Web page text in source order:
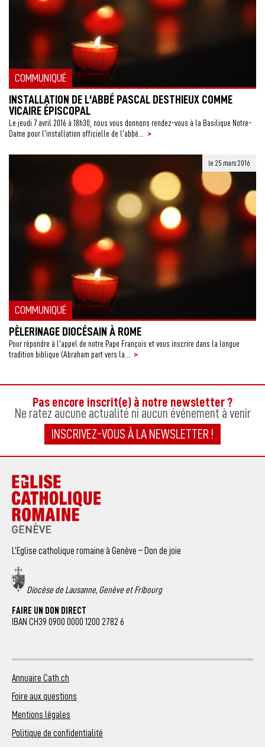
COMMUNIQUÉ
INSTALLATION DE L'ABBÉ PASCAL DESTHIEUX COMME
VICAIRE ÉPISCOPAL
Le jeudi 7 avril 2016 à 18h30, nous vous donnons rendez-vous à la Basilique Notre-
Dame pour l’installation officielle de l’abbé...
>
COMMUNIQUÉ
le 25 mars 2016
PÈLERINAGE DIOCÉSAIN À ROME
Pour répondre à l’appel de notre Pape François et vous inscrire dans la longue
tradition biblique (Abraham part vers la...
>
Pas encore inscrit(e) à notre newsletter ?
Ne ratez aucune actualité ni aucun événement à venir
INSCRIVEZ-VOUS À LA NEWSLETTER !
L’Eglise catholique romaine à Genève – Don de joie
Diocèse de Lausanne, Genève et Fribourg
FAIRE UN DON DIRECT
IBAN CH39 0900 0000 1200 2782 6
Annuaire Cath.ch
Foire aux questions
Mentions légales
Politique de confidentialité